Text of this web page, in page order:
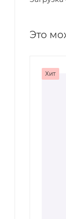
Это
Хит